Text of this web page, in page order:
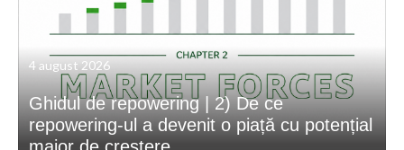
4 august 2026
Ghidul de repowering | 2) De ce
repowering-ul a devenit o piață cu potențial